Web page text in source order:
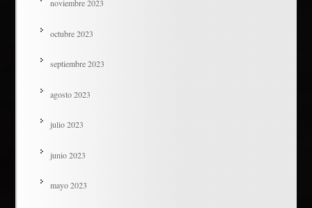
noviembre 2023
octubre 2023
septiembre 2023
agosto 2023
julio 2023
junio 2023
mayo 2023